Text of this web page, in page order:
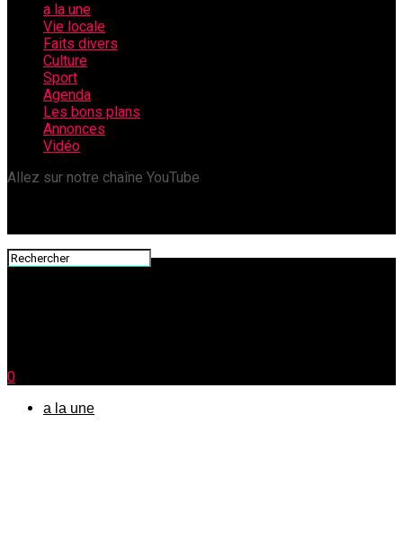
a la une
Vie locale
Faits divers
Culture
Sport
Agenda
Les bons plans
Annonces
Vidéo
Allez sur notre chaîne YouTube
0
a la une